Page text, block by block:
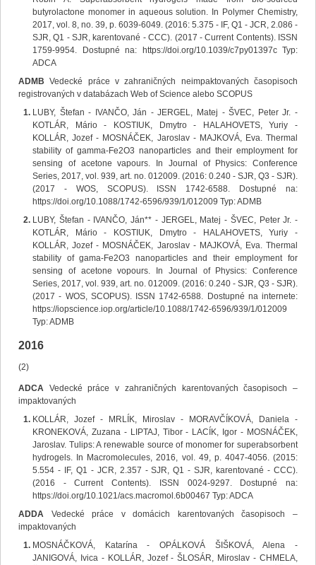
butyrolactone monomer in aqueous solution. In Polymer Chemistry,
2017, vol. 8, no. 39, p. 6039-6049. (2016: 5.375 - IF, Q1 - JCR, 2.086 -
SJR, Q1 - SJR, karentované - CCC). (2017 - Current Contents). ISSN
1759-9954. Dostupné na: https://doi.org/10.1039/c7py01397c Typ:
ADCA
ADMB Vedecké práce v zahraničných neimpaktovaných časopisoch
registrovaných v databázach Web of Science alebo SCOPUS
LUBY, Štefan - IVANČO, Ján - JERGEL, Matej - ŠVEC, Peter Jr. -
KOTLÁR, Mário - KOSTIUK, Dmytro - HALAHOVETS, Yuriy -
KOLLÁR, Jozef - MOSNÁČEK, Jaroslav - MAJKOVÁ, Eva. Thermal
stability of gamma-Fe2O3 nanoparticles and their employment for
sensing of acetone vapours. In Journal of Physics: Conference
Series, 2017, vol. 939, art. no. 012009. (2016: 0.240 - SJR, Q3 - SJR).
(2017 - WOS, SCOPUS). ISSN 1742-6588. Dostupné na:
https://doi.org/10.1088/1742-6596/939/1/012009 Typ: ADMB
LUBY, Štefan - IVANČO, Ján** - JERGEL, Matej - ŠVEC, Peter Jr. -
KOTLÁR, Mário - KOSTIUK, Dmytro - HALAHOVETS, Yuriy -
KOLLÁR, Jozef - MOSNÁČEK, Jaroslav - MAJKOVÁ, Eva. Thermal
stability of gama-Fe2O3 nanoparticles and their employment for
sensing of acetone vopours. In Journal of Physics: Conference
Series, 2017, vol. 939, art. no. 012009. (2016: 0.240 - SJR, Q3 - SJR).
(2017 - WOS, SCOPUS). ISSN 1742-6588. Dostupné na internete:
https://iopscience.iop.org/article/10.1088/1742-6596/939/1/012009
Typ: ADMB
2016
(2)
ADCA Vedecké práce v zahraničných karentovaných časopisoch –
impaktovaných
KOLLÁR, Jozef - MRLÍK, Miroslav - MORAVČÍKOVÁ, Daniela -
KRONEKOVÁ, Zuzana - LIPTAJ, Tibor - LACÍK, Igor - MOSNÁČEK,
Jaroslav. Tulips: A renewable source of monomer for superabsorbent
hydrogels. In Macromolecules, 2016, vol. 49, p. 4047-4056. (2015:
5.554 - IF, Q1 - JCR, 2.357 - SJR, Q1 - SJR, karentované - CCC).
(2016 - Current Contents). ISSN 0024-9297. Dostupné na:
https://doi.org/10.1021/acs.macromol.6b00467 Typ: ADCA
ADDA Vedecké práce v domácich karentovaných časopisoch –
impaktovaných
MOSNÁČKOVÁ, Katarína - OPÁLKOVÁ ŠIŠKOVÁ, Alena -
JANIGOVÁ, Ivica - KOLLÁR, Jozef - ŠLOSÁR, Miroslav - CHMELA,